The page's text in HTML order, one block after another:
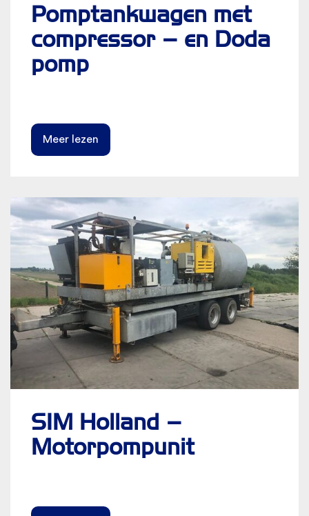
Pomptankwagen met
compressor – en Doda
pomp
Meer lezen
SIM Holland –
Motorpompunit